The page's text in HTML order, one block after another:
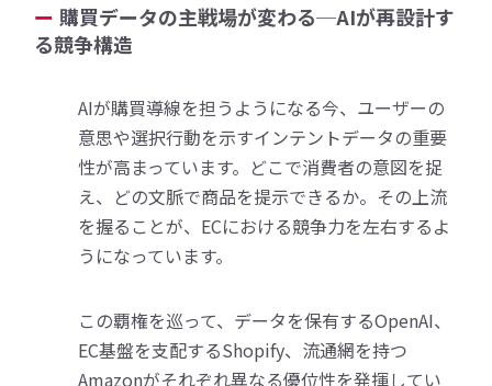
購買データの主戦場が変わる─AIが再設計す
る競争構造
AIが購買導線を担うようになる今、ユーザーの
意思や選択行動を示すインテントデータの重要
性が高まっています。どこで消費者の意図を捉
え、どの文脈で商品を提示できるか。その上流
を握ることが、ECにおける競争力を左右するよ
うになっています。
この覇権を巡って、データを保有するOpenAI、
EC基盤を支配するShopify、流通網を持つ
Amazonがそれぞれ異なる優位性を発揮してい